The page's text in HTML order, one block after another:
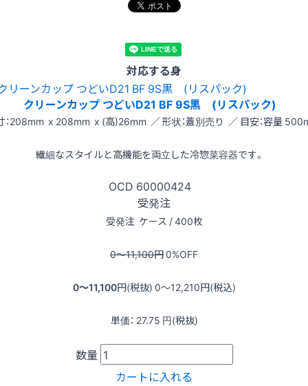
対応する身
クリーンカップ つどいD21 BF 9S黒 (リスパック)
：208mm x 208mm x (高)26mm ／ 形状：蓋別売り ／ 目安：容量
繊細なスタイルと高機能を両立した冷惣菜容器です。
OCD 60000424
受発注
受発注 ケース / 400枚
0〜11,100円0%OFF
0〜11,100円(税抜) 0〜12,210円(税込)
単価： 27.75 円(税抜)
数量
カートに入れる